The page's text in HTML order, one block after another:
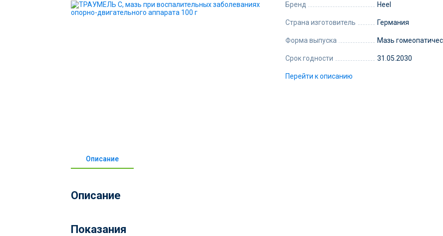
Бренд Heel
Страна изготовитель Германия
Форма выпуска Мазь
Срок годности 31.05.2030
Перейти к описанию
Описание
Описание
Показания